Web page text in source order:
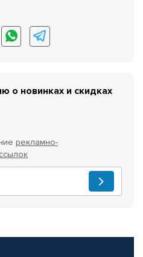
о новинках и скидках
рекламно-